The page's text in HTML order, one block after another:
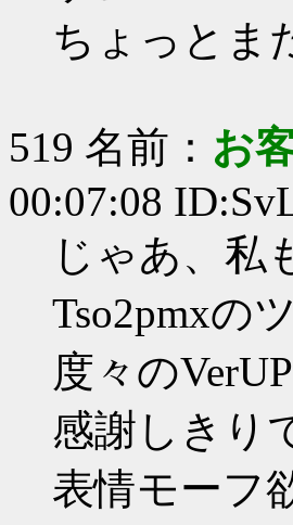
ちょっとま
519 名前： お
00:07:08
じゃあ、私
Tso2pmxの
度々の
感謝しきり
表情モーフ